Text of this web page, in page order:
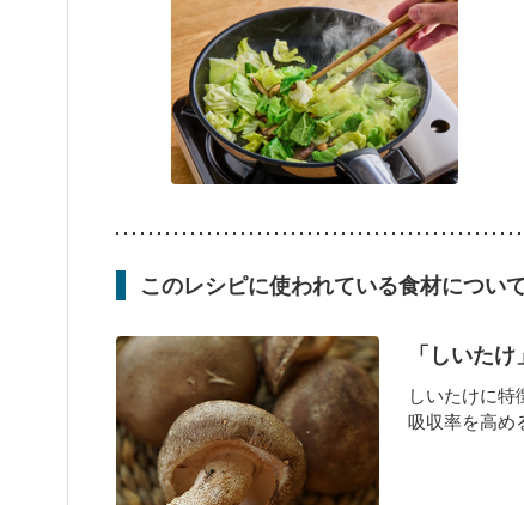
このレシピに使われている食材につい
「しいた
しいたけに
吸収率を高め